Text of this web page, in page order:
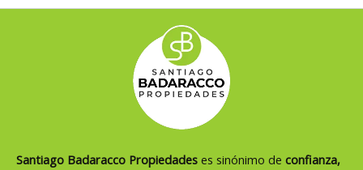
Santiago Badaracco Propiedades es sinónimo de confianza,